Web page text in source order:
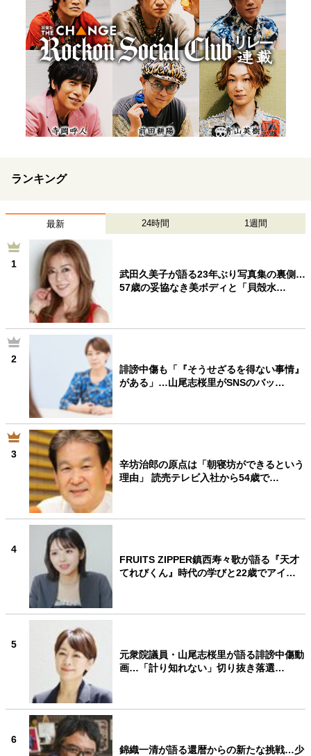
ランキング
最新 24時間 1週間
1
武田久美子が語る23年ぶり写真集の裏側…
57歳の妥協なき美ボディと「貝殻水…
2
誹謗中傷も「『そうせざるを得ない事情』
がある」…山尾志桜里がSNSのバッ…
3
辛坊治郎の原点は「朝寝坊ができるという
理由」 読売テレビ入社から54歳で…
4
FRUITS ZIPPER鎮西寿々歌が語る『天才
てれびくん』時代の学びと22歳でアイ…
5
元衆院議員・山尾志桜里が語る誹謗中傷動
画…「計り知れない」切り抜き落選…
6
錦織一清が語る還暦からの新たな挑戦…少